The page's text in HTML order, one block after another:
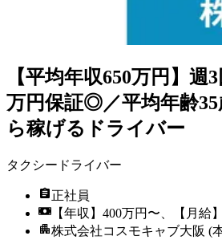
【平均年収650万円】週
万円保証◎／平均年齢
ら稼げるドライバー
タクシードライバー
正社員
【年収】400万円〜、【月給
株式会社コスモキャブ大阪 (